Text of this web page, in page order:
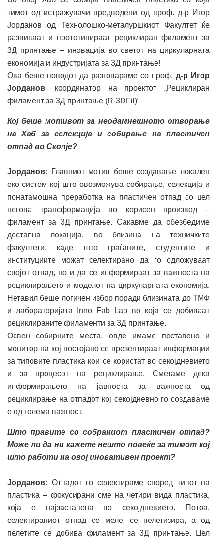
тимот од истражувачи предводени од проф. д-р Игор
Јорданов од Технолошко-металуршкиот Факултет ќе
развиваат и прототипираат рециклиран филамент за
3Д принтање – иновација во светот на циркуларната
економија и индустријата за 3Д принтање!
Ова беше поводот да разговараме со проф. д-р Игор
Јорданов, координатор на проектот „Рециклиран
филамент за 3Д принтање (R-3DFil)“
Кој беше мотивот за неодамнешното отворање
на Хаб за селекција и собирање на пластичен
отпад во Скопје?
Јорданов: Главниот мотив беше создавање локален
еко-систем кој што овозможува собирање, селекција и
понатамошна преработка на пластичен отпад со цел
негова трансформација во корисен производ –
филамент за 3Д принтање. Сакавме да обезбедиме
достапна локација, во близина на техничките
факултети, каде што граѓаните, студентите и
институциите можат селектирано да го одложуваат
својот отпад, но и да се информираат за важноста на
рециклирањето и моделот на циркуларната економија.
Нетавил беше логичен избор поради близината до ТМФ
и лабораторијата Inno Fab Lab во која се добиваат
рециклираните филаменти за 3Д принтање.
Освен собирните места, овде имаме поставено и
монитор на кој постојано се презентираат информации
за типовите пластика кои се користат во секојдневието
и за процесот на рециклирање. Сметаме дека
информирањето на јавноста за важноста од
рециклирање на отпадот кој секојдневно го создаваме
е од голема важност.
Што правите со собраниот пластичен отпад?
Може ли да ни кажете нешто повеќе за тимот кој
што работи на овој иновативен проект?
Јорданов: Отпадот го селектираме според типот на
пластика – фокусирани сме на четири вида пластика,
која е најзастапена во секојдневието. Потоа,
селектираниот отпад се меле, се пелетизира, а од
пелетите се добива филамент за 3Д принтање. Цел